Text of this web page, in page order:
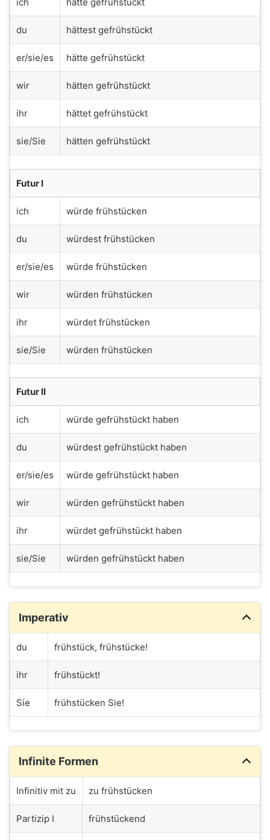
du hättest gefrühstückt
er/sie/es hätte gefrühstückt
wir hätten gefrühstückt
ihr hättet gefrühstückt
sie/Sie hätten gefrühstückt
Futur I
ich würde frühstücken
du würdest frühstücken
er/sie/es würde frühstücken
wir würden frühstücken
ihr würdet frühstücken
sie/Sie würden frühstücken
Futur II
ich würde gefrühstückt haben
du würdest gefrühstückt haben
er/sie/es würde gefrühstückt haben
wir würden gefrühstückt haben
ihr würdet gefrühstückt haben
sie/Sie würden gefrühstückt haben
Imperativ
du frühstück, frühstücke!
ihr frühstückt!
Sie frühstücken Sie!
Infinite Formen
Infinitiv mit zu zu frühstücken
Partizip I frühstückend